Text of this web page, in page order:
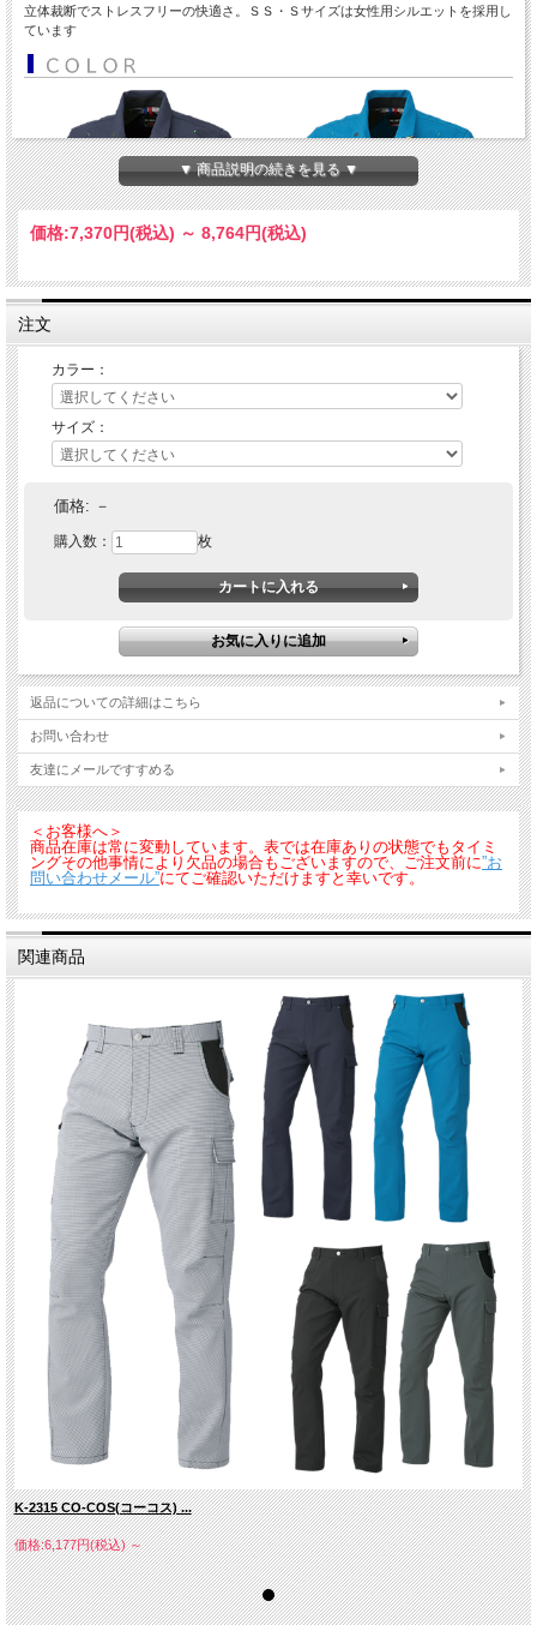
立体裁断でストレスフリーの快適さ。ＳＳ・Ｓサイズは女性用シルエットを採用し
ています
▼ 商品説明の続きを見る ▼
価格:7,370円(税込) ～ 8,764円(税込)
注文
カラー：
サイズ：
価格: －
購入数： 枚
返品についての詳細はこちら
お問い合わせ
友達にメールですすめる
＜お客様へ＞
商品在庫は常に変動しています。表では在庫ありの状態でもタイミ
ングその他事情により欠品の場合もございますので、ご注文前に”お
問い合わせメール”にてご確認いただけますと幸いです。
関連商品
K-2315 CO-COS(コーコス) ...
価格:6,177円(税込)～